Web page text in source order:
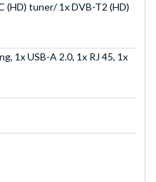
(HD) tuner/ 1x DVB-T2 (HD)
1x USB-A 2.0, 1x RJ 45, 1x